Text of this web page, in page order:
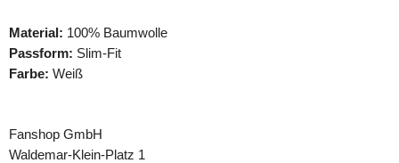
Material: 100% Baumwolle
Passform: Slim-Fit
Farbe: Weiß
Fanshop GmbH
Waldemar-Klein-Platz 1